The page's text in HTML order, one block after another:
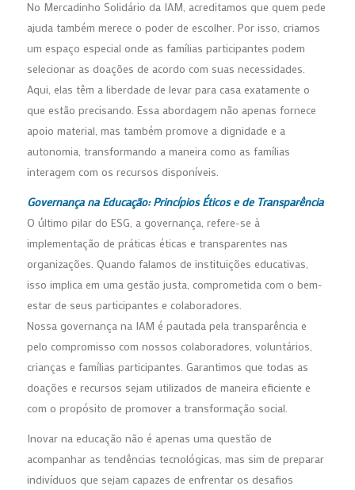
No Mercadinho Solidário da IAM, acreditamos que quem pede
ajuda também merece o poder de escolher. Por isso, criamos
um espaço especial onde as famílias participantes podem
selecionar as doações de acordo com suas necessidades.
Aqui, elas têm a liberdade de levar para casa exatamente o
que estão precisando. Essa abordagem não apenas fornece
apoio material, mas também promove a dignidade e a
autonomia, transformando a maneira como as famílias
interagem com os recursos disponíveis.
Governança na Educação: Princípios Éticos e de Transparência
O último pilar do ESG, a governança, refere-se à
implementação de práticas éticas e transparentes nas
organizações. Quando falamos de instituições educativas,
isso implica em uma gestão justa, comprometida com o bem-
estar de seus participantes e colaboradores.
Nossa governança na IAM é pautada pela transparência e
pelo compromisso com nossos colaboradores, voluntários,
crianças e famílias participantes. Garantimos que todas as
doações e recursos sejam utilizados de maneira eficiente e
com o propósito de promover a transformação social.
Inovar na educação não é apenas uma questão de
acompanhar as tendências tecnológicas, mas sim de preparar
indivíduos que sejam capazes de enfrentar os desafios